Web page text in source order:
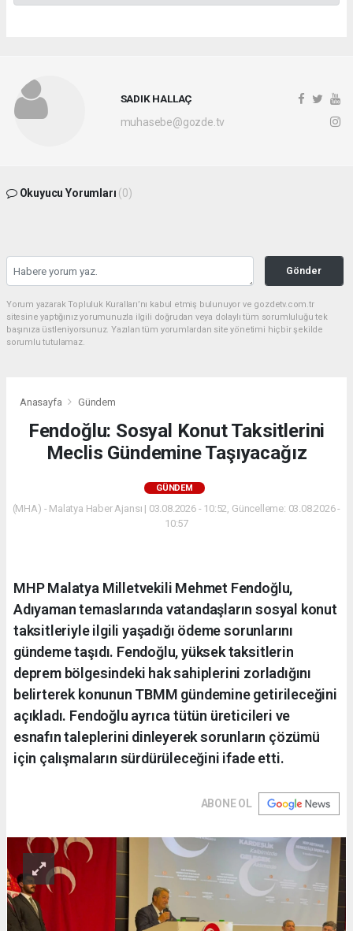
SADIK HALLAÇ
muhasebe@gozde.tv
Okuyucu Yorumları (0)
Gönder
Yorum yazarak Topluluk Kuralları’nı kabul etmiş bulunuyor ve gozdetv.com.tr
sitesine yaptığınız yorumunuzla ilgili doğrudan veya dolaylı tüm sorumluluğu tek
başınıza üstleniyorsunuz. Yazılan tüm yorumlardan site yönetimi hiçbir şekilde
sorumlu tutulamaz.
Anasayfa Gündem
Fendoğlu: Sosyal Konut Taksitlerini
Meclis Gündemine Taşıyacağız
GÜNDEM
(MHA) - Malatya Haber Ajansı | 03.08.2026 - 10:52, Güncelleme: 03.08.2026 -
10:57
MHP Malatya Milletvekili Mehmet Fendoğlu,
Adıyaman temaslarında vatandaşların sosyal konut
taksitleriyle ilgili yaşadığı ödeme sorunlarını
gündeme taşıdı. Fendoğlu, yüksek taksitlerin
deprem bölgesindeki hak sahiplerini zorladığını
belirterek konunun TBMM gündemine getirileceğini
açıkladı. Fendoğlu ayrıca tütün üreticileri ve
esnafın taleplerini dinleyerek sorunların çözümü
için çalışmaların sürdürüleceğini ifade etti.
ABONE OL